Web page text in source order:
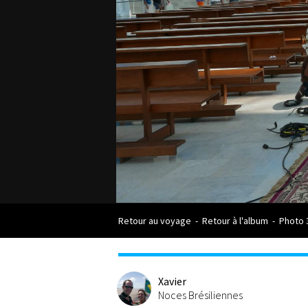
Retour au voyage - Retour à l'album - Photo
Xavier
Noces Brésiliennes